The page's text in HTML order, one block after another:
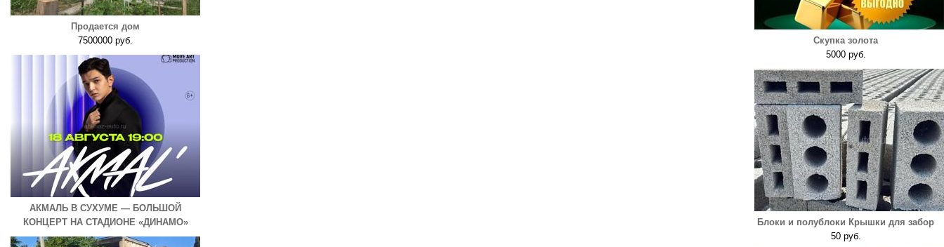
Продается дом
7500000 руб.
АКМАЛЬ В СУХУМЕ — БОЛЬШОЙ
КОНЦЕРТ НА СТАДИОНЕ «ДИНАМО»
Скупка золота
5000 руб.
Блоки и полублоки Крышки для забор
50 руб.